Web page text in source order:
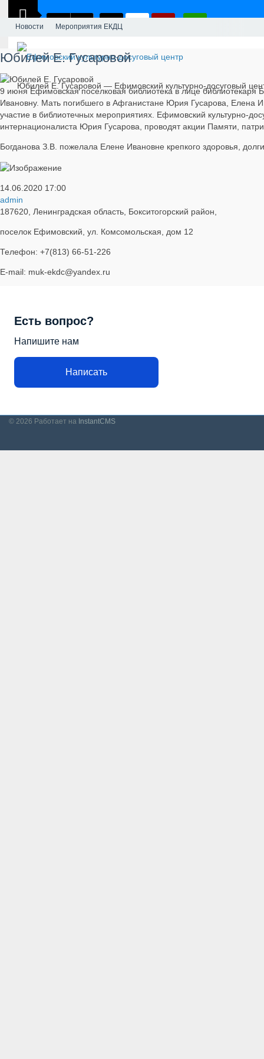
Юбилей Е. Гусаровой — Ефимовский культурно-досуговый
Новости Мероприятия ЕКДЦ
Юбилей Е. Гусаровой
9 июня Ефимовская поселковая библиотека в лице библиотекаря
Ивановну. Мать погибшего в Афганистане Юрия Гусарова, Елена
участие в библиотечных мероприятиях. Ефимовский культурно-
интернационалиста Юрия Гусарова, проводят акции Памяти,
Богданова З.В. пожелала Елене Ивановне крепкого здоровья,
14.06.2020 17:00
admin
187620, Ленинградская область, Бокситогорский район,
поселок Ефимовский, ул. Комсомольская, дом 12
Телефон: +7(813) 66-51-226
E-mail: muk-ekdc@yandex.ru
Есть вопрос?
Напишите нам
Написать
© 2026 Работает на InstantCMS